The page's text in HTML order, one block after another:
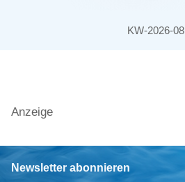
KW-2026-08
Anzeige
Newsletter abonnieren